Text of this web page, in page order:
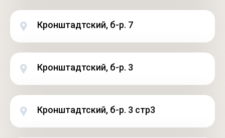
Кронштадтский, б-р. 7
Кронштадтский, б-р. 3
Кронштадтский, б-р. 3 стр3